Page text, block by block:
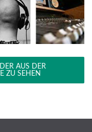
AUS DER
ZU SEHEN